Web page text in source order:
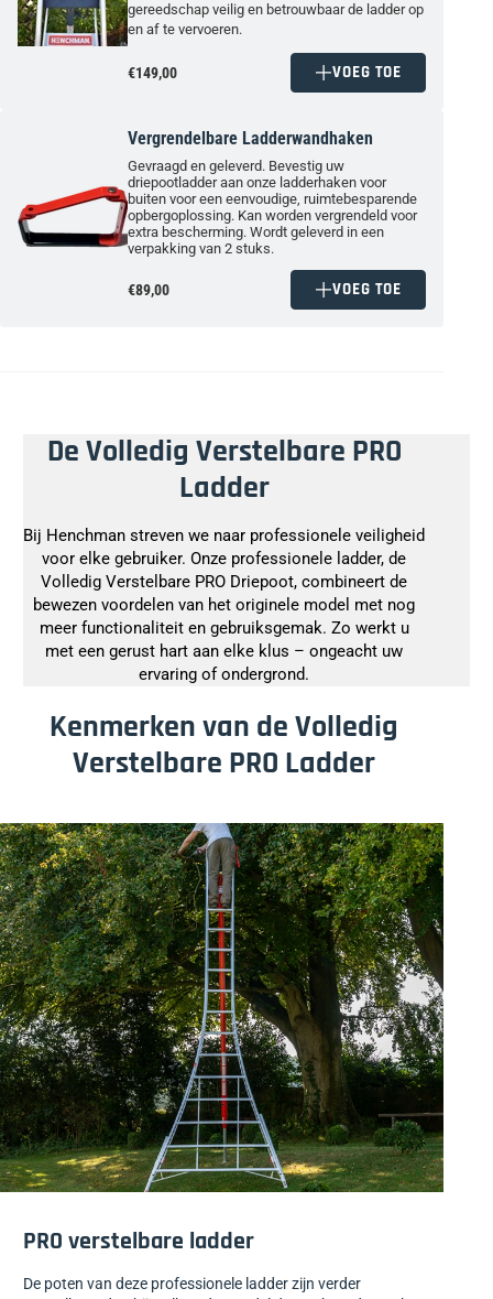
gereedschap veilig en betrouwbaar de ladder op
en af te vervoeren.
€149,00 VOEG TOE
Vergrendelbare Ladderwandhaken
Gevraagd en geleverd. Bevestig uw
driepootladder aan onze ladderhaken voor
buiten voor een eenvoudige, ruimtebesparende
opbergoplossing. Kan worden vergrendeld voor
extra bescherming. Wordt geleverd in een
verpakking van 2 stuks.
€89,00 VOEG TOE
De Volledig Verstelbare PRO
Ladder
Bij Henchman streven we naar professionele veiligheid
voor elke gebruiker. Onze professionele ladder, de
Volledig Verstelbare PRO Driepoot, combineert de
bewezen voordelen van het originele model met nog
meer functionaliteit en gebruiksgemak. Zo werkt u
met een gerust hart aan elke klus – ongeacht uw
ervaring of ondergrond.
Kenmerken van de Volledig
Verstelbare PRO Ladder
PRO verstelbare ladder
De poten van deze professionele ladder zijn verder